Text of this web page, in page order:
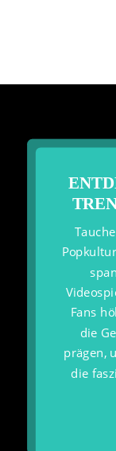
Fans
die
prägen,
die